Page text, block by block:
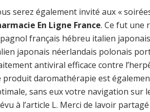
serez également invité aux «
En Ligne France. Ce fut une
français hébreu italien
japonais néerlandais polonais
antiviral efficace contre
produit daromathérapie est
sans eux votre navigation sur
à l’article L. Merci de lavoir